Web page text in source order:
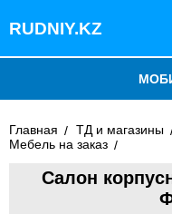
RUDNIY.KZ
ДОБАВИТЬ
Главная ТД и магазины
Мебель на заказ
Салон